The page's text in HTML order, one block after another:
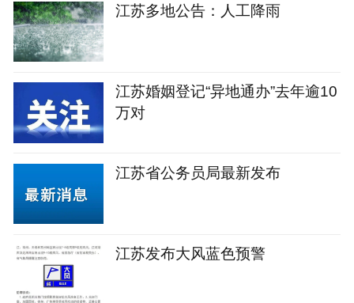
江苏多地公告：人工降雨
江苏婚姻登记“异地通办”去年逾10
万对
江苏省公务员局最新发布
江苏发布大风蓝色预警